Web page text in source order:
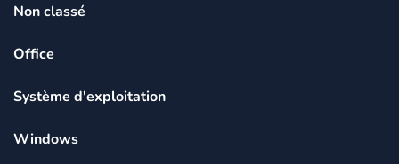
Non classé
Office
Système d'exploitation
Windows